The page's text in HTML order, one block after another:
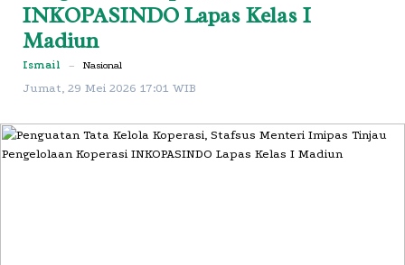
INKOPASINDO Lapas Kelas I
Madiun
Ismail – Nasional
Jumat, 29 Mei 2026 17:01 WIB